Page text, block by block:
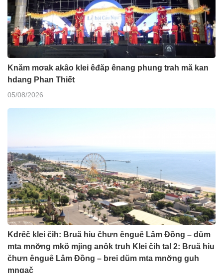
Knăm mơak akâo klei êđăp ênang phung trah mă kan
hdang Phan Thiết
05/08/2026
Kdrêč klei čih: Bruă hiu čhưn ênguê Lâm Đồng – dŭm
mta mnơ̆ng mkŏ mjing anôk truh Klei čih tal 2: Bruă hiu
čhưn ênguê Lâm Đồng – brei dŭm mta mnơ̆ng guh
mngač